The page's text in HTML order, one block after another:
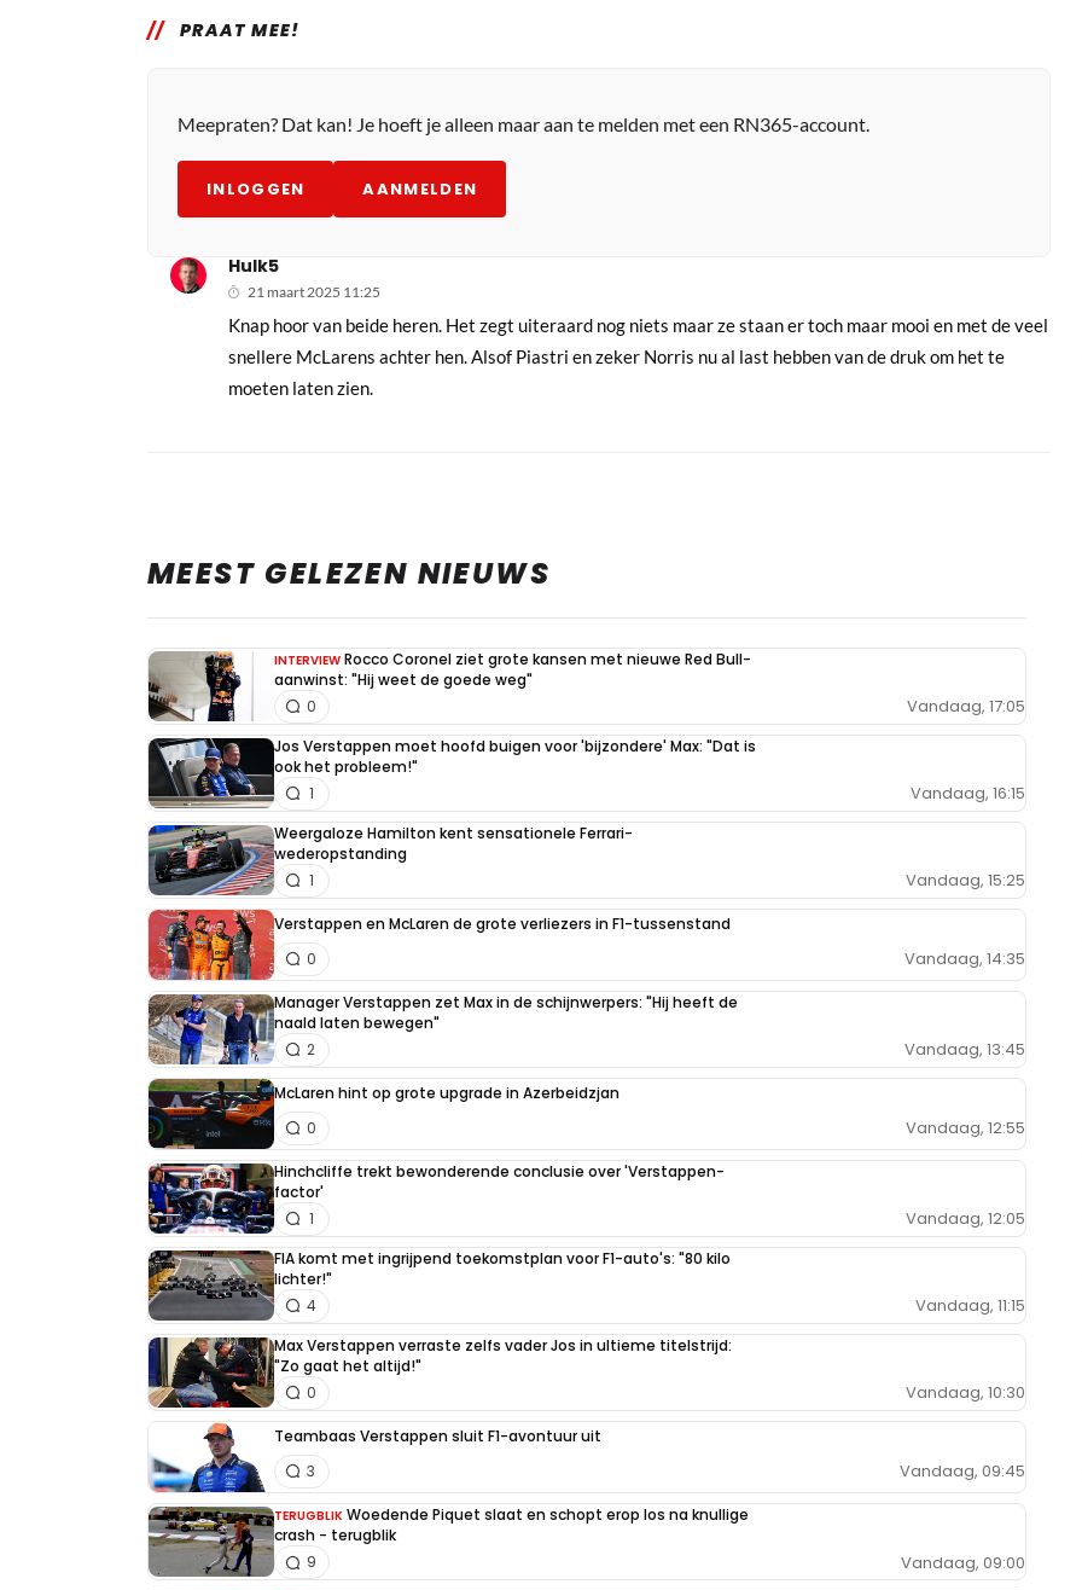
PRAAT MEE!
Meepraten? Dat kan! Je hoeft je alleen maar aan te melden met een RN365-account.
INLOGGEN AANMELDEN
Hulk5
21 maart 2025 11:25
Knap hoor van beide heren. Het zegt uiteraard nog niets maar ze staan er toch maar mooi en met de veel
snellere McLarens achter hen. Alsof Piastri en zeker Norris nu al last hebben van de druk om het te
moeten laten zien.
MEEST GELEZEN NIEUWS
INTERVIEW Rocco Coronel ziet grote kansen met nieuwe Red Bull-
aanwinst: "Hij weet de goede weg"
Vandaag, 17:05
0
Jos Verstappen moet hoofd buigen voor 'bijzondere' Max: "Dat is
ook het probleem!"
Vandaag, 16:15
1
Weergaloze Hamilton kent sensationele Ferrari-
wederopstanding
Vandaag, 15:25
1
Verstappen en McLaren de grote verliezers in F1-tussenstand
Vandaag, 14:35
0
Manager Verstappen zet Max in de schijnwerpers: "Hij heeft de
naald laten bewegen"
Vandaag, 13:45
2
McLaren hint op grote upgrade in Azerbeidzjan
Vandaag, 12:55
0
Hinchcliffe trekt bewonderende conclusie over 'Verstappen-
factor'
Vandaag, 12:05
1
FIA komt met ingrijpend toekomstplan voor F1-auto's: "80 kilo
lichter!"
Vandaag, 11:15
4
Max Verstappen verraste zelfs vader Jos in ultieme titelstrijd:
"Zo gaat het altijd!"
Vandaag, 10:30
0
Teambaas Verstappen sluit F1-avontuur uit
Vandaag, 09:45
3
TERUGBLIK Woedende Piquet slaat en schopt erop los na knullige
crash - terugblik
Vandaag, 09:00
9